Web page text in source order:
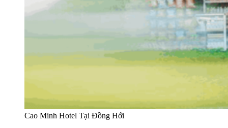
Cao Minh Hotel Tại Đồng Hới